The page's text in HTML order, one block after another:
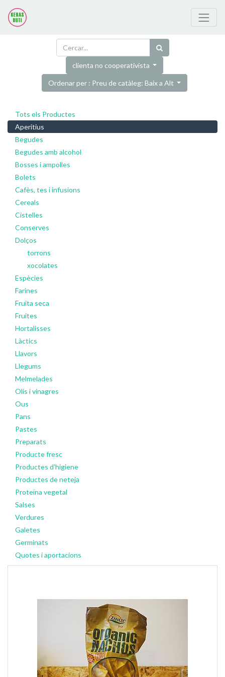
clienta no cooperativista
Ordenar per : Preu de catàleg: Baix a Alt
Tots els Productes
Aperitius
Begudes
Begudes amb alcohol
Bosses i ampolles
Bolets
Cafès, tes i infusions
Cereals
Cistelles
Conserves
Dolços
torrons
xocolates
Espècies
Farines
Fruita seca
Fruites
Hortalisses
Làctics
Llavors
Llegums
Melmelades
Olis i vinagres
Ous
Pans
Pastes
Preparats
Producte fresc
Productes d'higiene
Productes de neteja
Proteïna vegetal
Salses
Verdures
Galetes
Germinats
Quotes i aportacions